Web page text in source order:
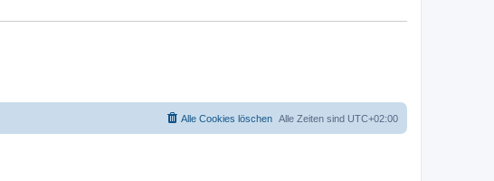
Alle Zeiten sind UTC+02:00
Alle Cookies löschen